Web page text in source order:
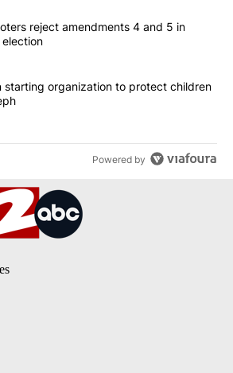
the most commented articles in the last
"Missouri voters reject amendments 4
reject amendments 4 and 5 in
"Local man starting organization to
starting organization to protect children
Powered by